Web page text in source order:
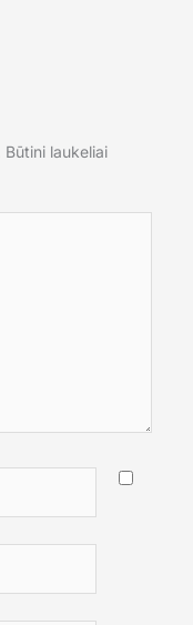
Būtini laukeliai